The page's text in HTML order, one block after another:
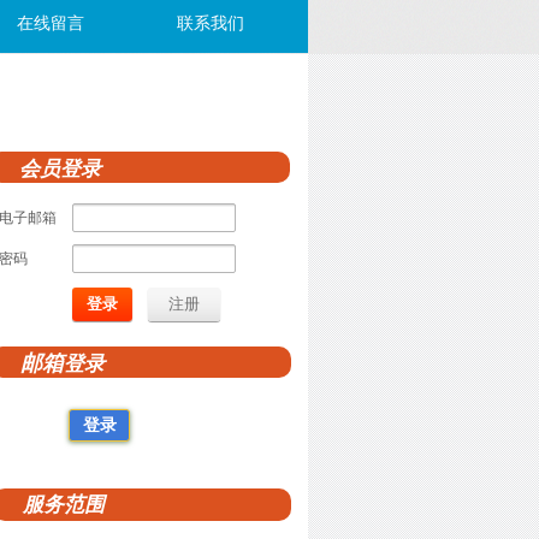
在线留言 联系我们
会员登录
电子邮箱
密码
登录 注册
邮箱登录
登录
服务范围